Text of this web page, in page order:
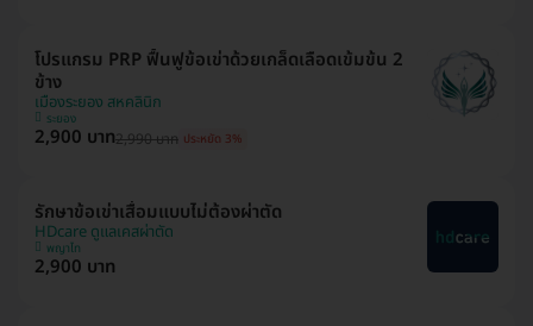
โปรแกรม PRP ฟื้นฟูข้อเข่าด้วยเกล็ดเลือดเข้มข้น 2
ข้าง
เมืองระยอง สหคลินิก
ระยอง
2,900 บาท2,990 บาท ประหยัด 3%
รักษาข้อเข่าเสื่อมแบบไม่ต้องผ่าตัด
HDcare ดูแลเคสผ่าตัด
พญาไท
2,900 บาท